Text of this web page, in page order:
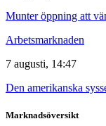
Munter öppning att
Arbetsmarknaden
7 augusti, 14:47
Den amerikanska
Marknadsöversikt